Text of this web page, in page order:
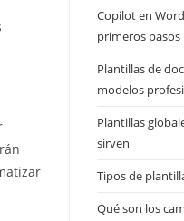
Copilot en
primeros pasos
Plantillas de
modelos
Plantillas
sirven
Tipos de
Qué son los